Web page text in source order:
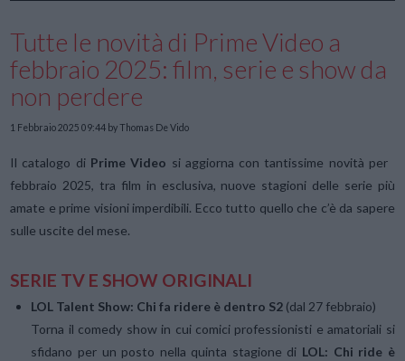
Tutte le novità di Prime Video a
febbraio 2025: film, serie e show da
non perdere
1 Febbraio 2025 09:44 by Thomas De Vido
Il catalogo di Prime Video si aggiorna con tantissime novità per
febbraio 2025, tra film in esclusiva, nuove stagioni delle serie più
amate e prime visioni imperdibili. Ecco tutto quello che c’è da sapere
sulle uscite del mese.
SERIE TV E SHOW ORIGINALI
LOL Talent Show: Chi fa ridere è dentro S2 (dal 27 febbraio)
Torna il comedy show in cui comici professionisti e amatoriali si
sfidano per un posto nella quinta stagione di LOL: Chi ride è